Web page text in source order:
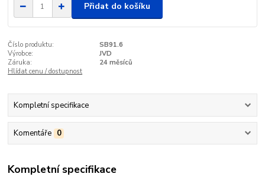
Přidat do košíku
Číslo produktu:
SB91.6
Výrobce:
JVD
Záruka:
24 měsíců
Hlídat cenu / dostupnost
Kompletní specifikace
Komentáře 0
Kompletní specifikace